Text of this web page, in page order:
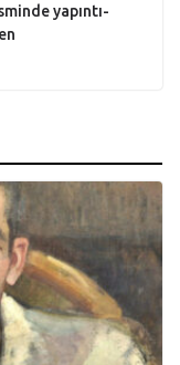
yapıntı-